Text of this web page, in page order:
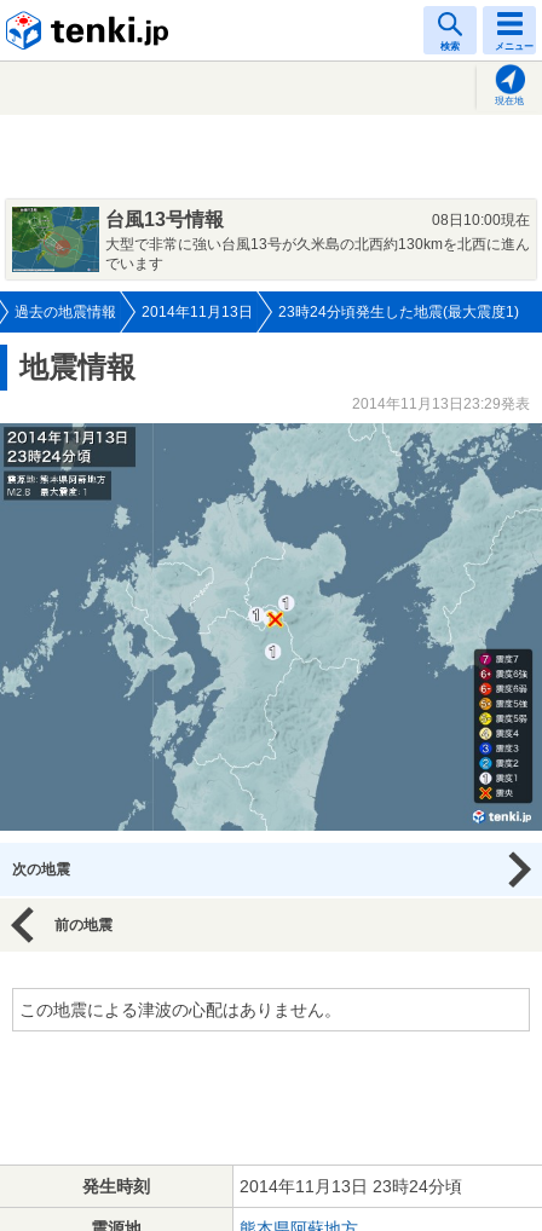
検索 メニュー
現在地
台風13号情報
08日10:00現在
大型で非常に強い台風13号が久米島の北西約130kmを北西に進ん
でいます
過去の地震情報 2014年11月13日 23時24分頃発生した地震(最大震度1)
地震情報
2014年11月13日23:29発表
次の地震
前の地震
この地震による津波の心配はありません。
発生時刻 2014年11月13日 23時24分頃